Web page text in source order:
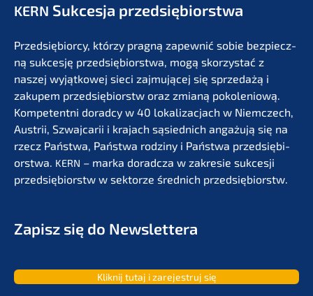
KERN Sukces­ja przedsiębiorstwa
Przedsię­bi­or­cy, którzy pragną zapew­nić sobie bezpiecz­
ną sukces­ję przedsię­bi­orst­wa, mogą skorzystać z
naszej wyjąt­ko­wej sieci zajmu­jącej się sprze­dażą i
zakupem przedsię­bi­orstw oraz zmianą pokolenio­wą.
Kompe­tent­ni dorad­cy w 40 lokali­zac­jach w Niemc­zech,
Austrii, Szwaj­ca­rii i krajach sąsied­nich angażu­ją się na
rzecz Państ­wa, Państ­wa rodzi­ny i Państ­wa przedsię­bi­
orst­wa. KERN – marka dorad­c­za w zakre­sie sukces­ji
przedsię­bi­orstw w sektor­ze średnich przedsiębiorstw.
Zapisz się do Newslettera
Kliknij tutaj i zarejes­truj się